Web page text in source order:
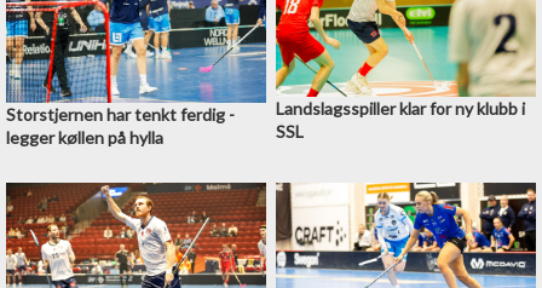
Storstjernen har tenkt ferdig -
legger køllen på hylla
Landslagsspiller klar for ny klubb i
SSL